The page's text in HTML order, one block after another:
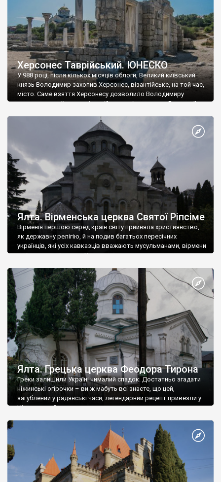
Херсонес Таврійський. ЮНЕСКО
У 988 році, після кількох місяців облоги, Великий київський
князь Володимир захопив Херсонес, візантійське, на той час,
місто. Саме взяття Херсонесу дозволило Володимиру
диктувати свої умови візантійському імператору Василю ІІ, та
Херсонесі Володимир-язичник, став Василем-християнином.
А потім було Хрещення Русі. На честь Херсонесу Таврійського
Ялта. Вірменська церква Святої Ріпсіме
Вірменія першою серед країн світу прийняла християнство,
як державну релігію, й на подив багатьох пересічних
українців, які усіх кавказців вважають мусульманами, вірмени
є відданими вірянами Христа
Ялта. Грецька церква Феодора Тирона
Греки залишили Україні чималий спадок. Достатньо згадати
ніжинські огірочки – ви ж мабуть всі знаєте, що цей,
загублений у радянські часи, легендарний рецепт привезли у
Ніжин греки?